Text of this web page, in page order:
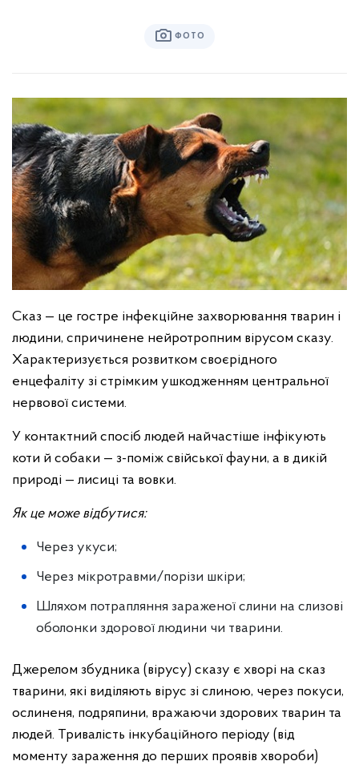
ФОТО
Сказ — це гостре інфекційне захворювання тварин і
людини, спричинене нейротропним вірусом сказу.
Характеризується розвитком своєрідного
енцефаліту зі стрімким ушкодженням центральної
нервової системи.
У контактний спосіб людей найчастіше інфікують
коти й собаки — з-поміж свійської фауни, а в дикій
природі — лисиці та вовки.
Як це може відбутися:
Через укуси;
Через мікротравми/порізи шкіри;
Шляхом потрапляння зараженої слини на слизові
оболонки здорової людини чи тварини.
Джерелом збудника (вірусу) сказу є хворі на сказ
тварини, які виділяють вірус зі слиною, через покуси,
ослиненя, подряпини, вражаючи здорових тварин та
людей. Тривалість інкубаційного періоду (від
моменту зараження до перших проявів хвороби)